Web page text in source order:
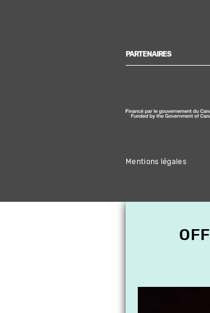
PARTENAIRES
Mentions légales